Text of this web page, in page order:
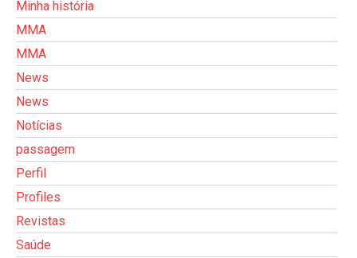
Minha história
MMA
MMA
News
News
Notícias
passagem
Perfil
Profiles
Revistas
Saúde